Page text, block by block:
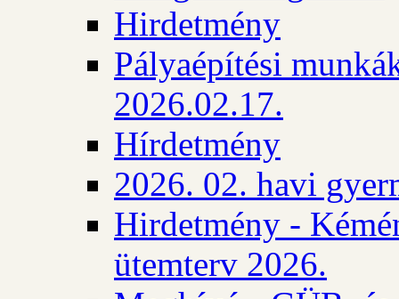
Hirdetmény
Pályaépítési
2026.02.17.
Hírdetmény
2026. 02. havi
Hirdetmény -
ütemterv 2026.